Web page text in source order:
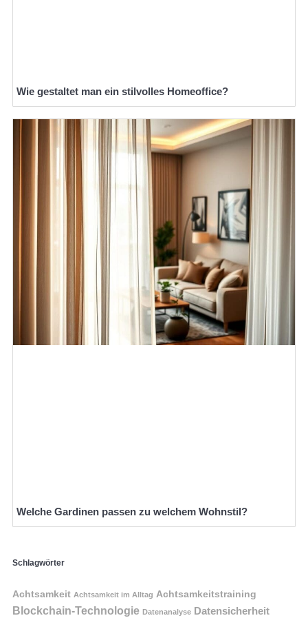
Wie gestaltet man ein stilvolles Homeoffice?
Welche Gardinen passen zu welchem Wohnstil?
Schlagwörter
Achtsamkeit Achtsamkeit im Alltag Achtsamkeitstraining
Blockchain-Technologie Datenanalyse Datensicherheit